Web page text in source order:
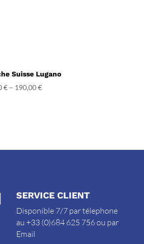
Suisse Lugano
€– 190,00€
SERVICE CLIENT
Disponible 7/7 par télephone
au +33 (0)684 625 756 ou par
Email